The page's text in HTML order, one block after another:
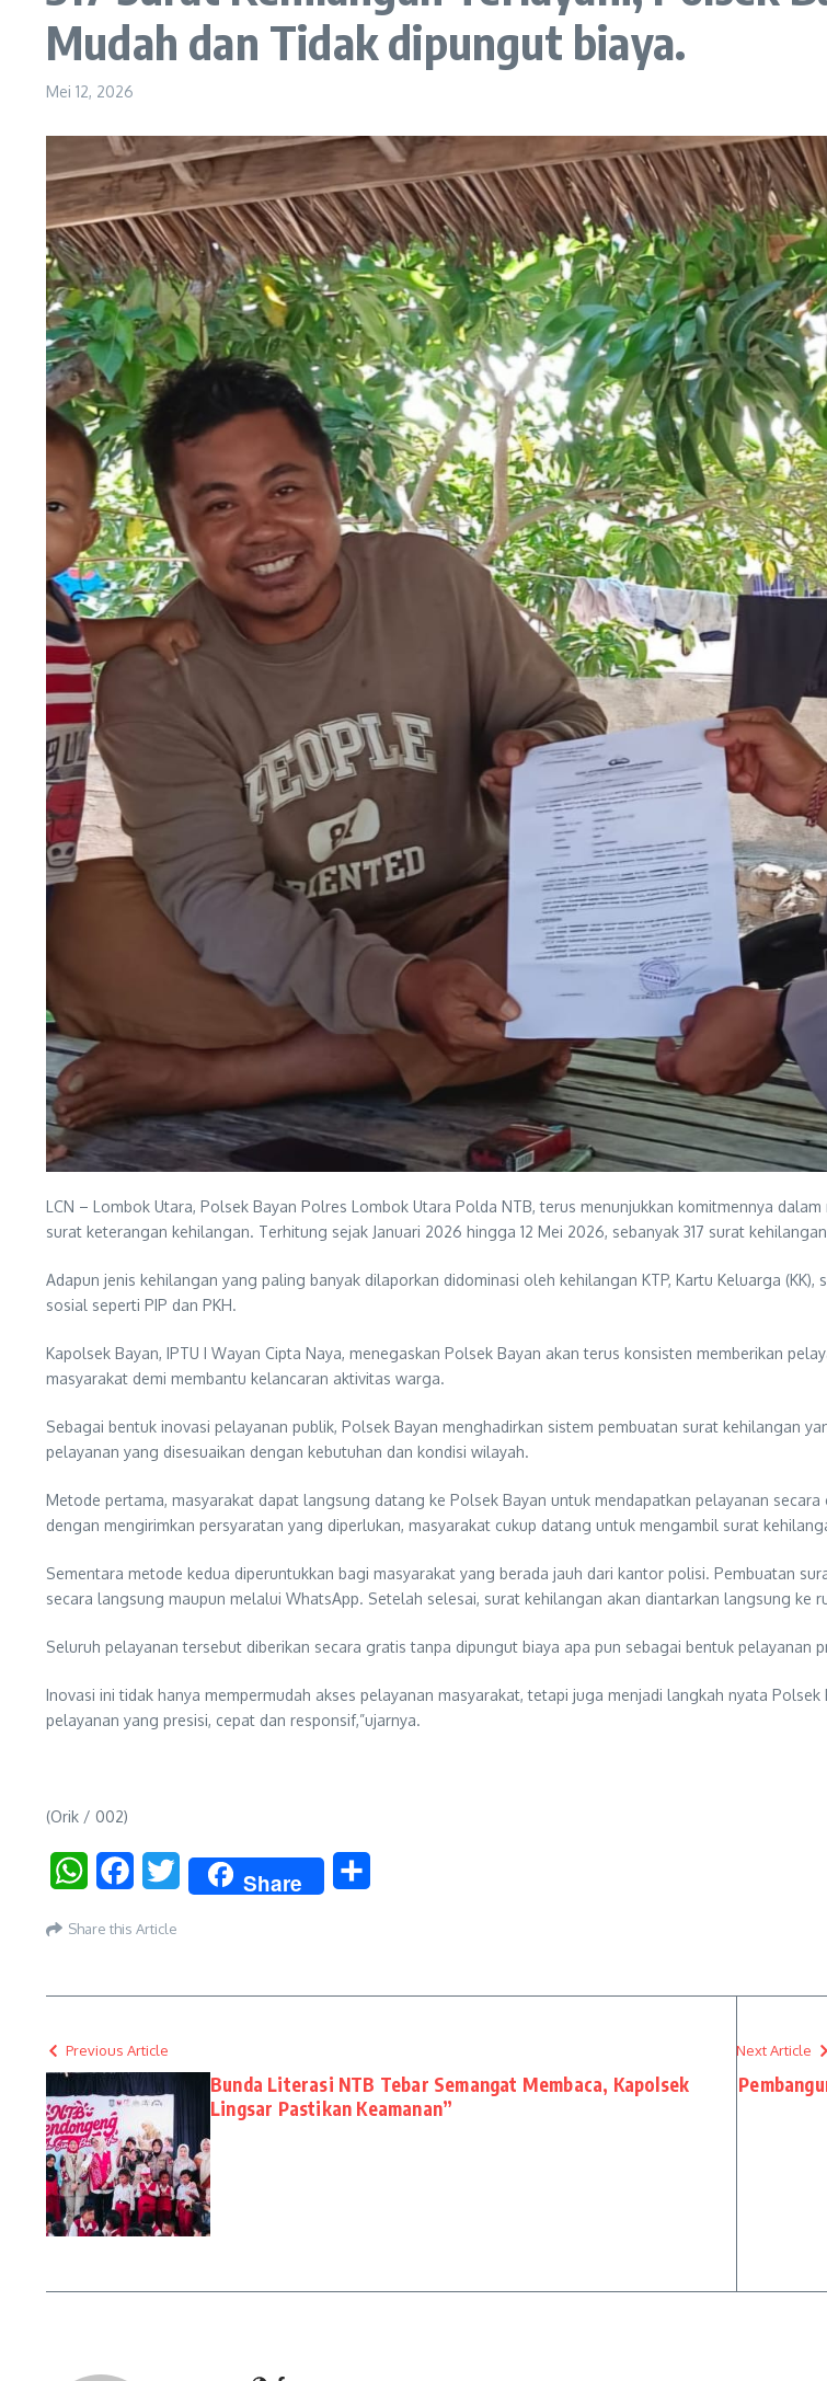
Mudah dan Tidak dipungut biaya.
Mei 12, 2026
LCN – Lombok Utara, Polsek Bayan Polres Lombok Utara Polda NTB, terus menunjukkan komitmennya
surat keterangan kehilangan. Terhitung sejak Januari 2026 hingga 12 Mei 2026, sebanyak 317 surat
Adapun jenis kehilangan yang paling banyak dilaporkan didominasi oleh kehilangan KTP, Kartu Keluarga
sosial seperti PIP dan PKH.
Kapolsek Bayan, IPTU I Wayan Cipta Naya, menegaskan Polsek Bayan akan terus konsisten memberikan
masyarakat demi membantu kelancaran aktivitas warga.
Sebagai bentuk inovasi pelayanan publik, Polsek Bayan menghadirkan sistem pembuatan surat kehilangan
pelayanan yang disesuaikan dengan kebutuhan dan kondisi wilayah.
Metode pertama, masyarakat dapat langsung datang ke Polsek Bayan untuk mendapatkan pelayanan
dengan mengirimkan persyaratan yang diperlukan, masyarakat cukup datang untuk mengambil surat
Sementara metode kedua diperuntukkan bagi masyarakat yang berada jauh dari kantor polisi. Pembuatan
secara langsung maupun melalui WhatsApp. Setelah selesai, surat kehilangan akan diantarkan langsung ke
Seluruh pelayanan tersebut diberikan secara gratis tanpa dipungut biaya apa pun sebagai bentuk pelayanan
Inovasi ini tidak hanya mempermudah akses pelayanan masyarakat, tetapi juga menjadi langkah nyata
pelayanan yang presisi, cepat dan responsif,”ujarnya.
(Orik / 002)
WhatsAppFacebookTwitter Share
Share this Article
Previous Article
Bunda Literasi NTB Tebar Semangat Membaca, Kapolsek
Lingsar Pastikan Keamanan”
Next Article